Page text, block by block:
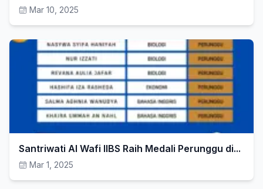
Mar 10, 2025
Santriwati Al Wafi IIBS Raih Medali Perunggu di...
Mar 1, 2025